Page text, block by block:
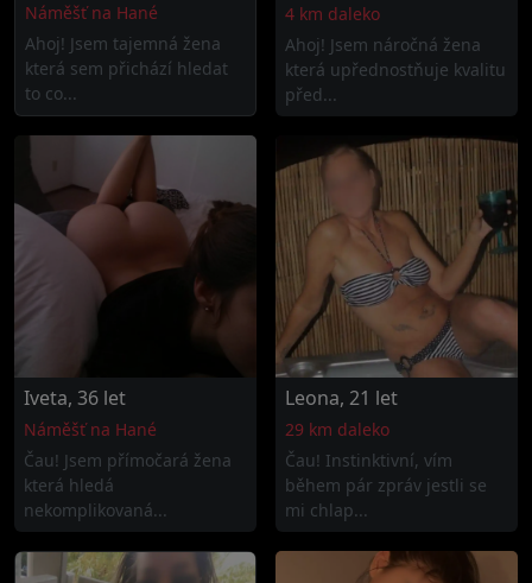
Náměšť na Hané
Ahoj! Jsem tajemná žena
která sem přichází hledat
to co...
4 km daleko
Ahoj! Jsem náročná žena
která upřednostňuje kvalitu
před...
Iveta, 36 let
Náměšť na Hané
Čau! Jsem přímočará žena
která hledá
nekomplikovaná...
Leona, 21 let
29 km daleko
Čau! Instinktivní, vím
během pár zpráv jestli se
mi chlap...